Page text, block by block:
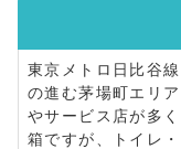
東京メトロ日比谷
の進む茅場町エリ
やサービス店が多
箱ですが、トイレ